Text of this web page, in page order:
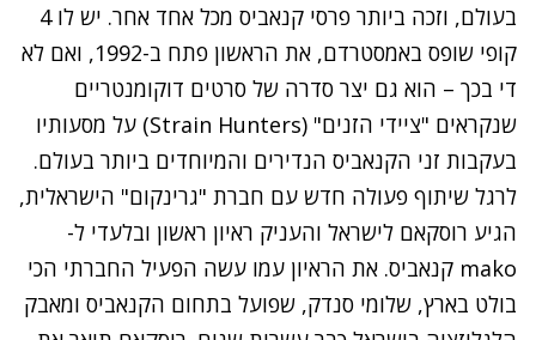
בעולם, וזכה ביותר פרסי קנאביס מכל אחד אחר. יש לו 4
קופי שופס באמסטרדם, את הראשון פתח ב-1992, ואם לא
די בכך – הוא גם יצר סדרה של סרטים דוקומנטריים
שנקראים "ציידי הזנים" (Strain Hunters) על מסעותיו
בעקבות זני הקנאביס הנדירים והמיוחדים ביותר בעולם.
לרגל שיתוף פעולה חדש עם חברת "גרינקום" הישראלית,
הגיע רוסקאם לישראל והעניק ראיון ראשון ובלעדי ל-
mako קנאביס. את הראיון עמו עשה הפעיל החברתי הכי
בולט בארץ, שלומי סנדק, שפועל בתחום הקנאביס ומאבק